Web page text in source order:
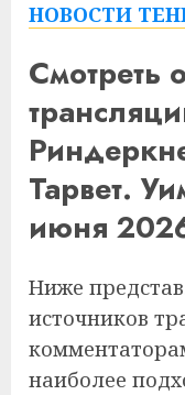
НОВОСТИ
Смотреть
Тарвет.
июня
Ниже
источников
наиболее